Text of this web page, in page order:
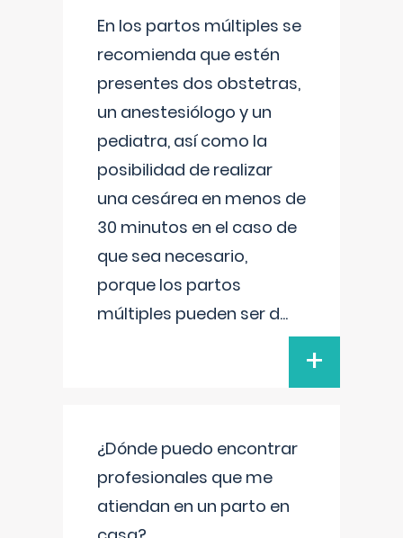
En los partos múltiples se
recomienda que estén
presentes dos obstetras,
un anestesiólogo y un
pediatra, así como la
posibilidad de realizar
una cesárea en menos de
30 minutos en el caso de
que sea necesario,
porque los partos
múltiples pueden ser d...
+
¿Dónde puedo encontrar
profesionales que me
atiendan en un parto en